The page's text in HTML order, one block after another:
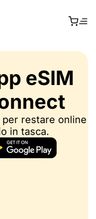
eSIM
restare online
in tasca.